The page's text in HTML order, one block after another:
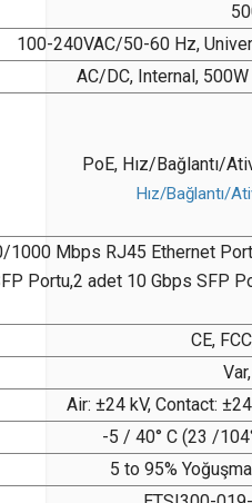
100-240VAC/50-60 Hz,
AC/DC, Internal, 500W
PoE, Hız/Bağlantı/
Hız/Bağlantı/
Mbps RJ45 Ethernet
Portu,2 adet 10 Gbps SFP
CE,
Air: ±24 kV, Contact:
-5 / 40° C (23 /
5 to 95%